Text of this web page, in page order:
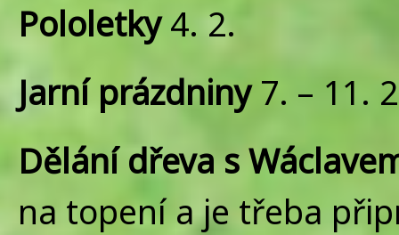
Pololetky4. 2.
Jarní prázdniny7. – 11.
Dělání dřeva s
na topení a je třeba